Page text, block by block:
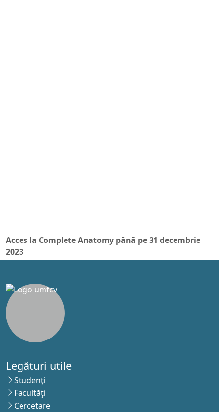
Acces la Complete Anatomy până pe 31 decembrie
2023
Legături utile
Studenţi
Facultăţi
Cercetare